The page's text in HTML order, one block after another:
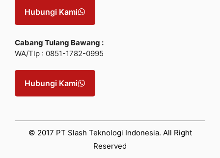
Hubungi Kami
Cabang Tulang Bawang :
WA/Tlp : 0851-1782-0995
Hubungi Kami
© 2017 PT Slash Teknologi Indonesia. All Right
Reserved